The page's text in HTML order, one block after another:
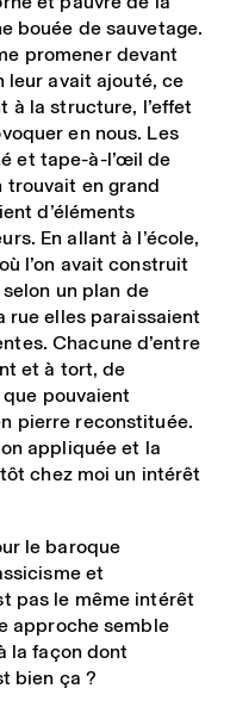
bouée de sauvetage.
promener devant
leur avait ajouté, ce
la structure, l’effet
en nous. Les
et tape-à-l’œil de
trouvait en grand
d’éléments
En allant à l’école,
l’on avait construit
un plan de
rue elles paraissaient
Chacune d’entre
et à tort, de
pouvaient
pierre reconstituée.
appliquée et la
chez moi un intérêt
le baroque
et
pas le même intérêt
approche semble
la façon dont
bien ça ?